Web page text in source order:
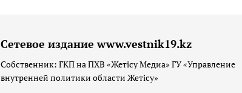
Сетевое издание www.vestnik19.kz
Собственник: ГКП на ПХВ «Жетісу Медиа» ГУ «Управление
внутренней политики области Жетісу»